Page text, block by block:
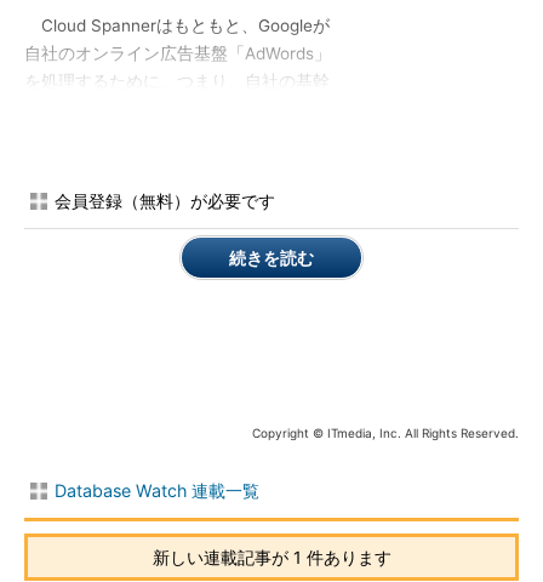
Cloud Spannerはもともと、Googleが
自社のオンライン広告基盤「AdWords」
を処理するために、つまり、自社の基幹
Google Cloud Platformのデータベー
スには、フルマネージド型のデータベー
スサービスである「Cloud SQL」が既に
あります。Cloud SQLにはMySQL版と
一方のCloud Spannerは何が違うので
発ということで、AWSならば「Amazon
Aurora」に近いと連想するとよさそうで
す。あくまでイメージですよ。
会員登録（無料）が必要です
続きを読む
Copyright © ITmedia, Inc. All Rights Reserved.
Database Watch 連載一覧
新しい連載記事が 1 件あります